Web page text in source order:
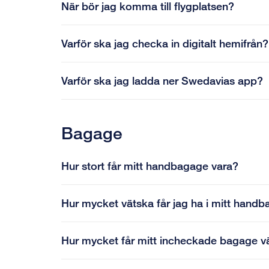
När bör jag komma till flygplatsen?
Varför ska jag checka in digitalt hemifrån?
Varför ska jag ladda ner Swedavias app?
Bagage
Hur stort får mitt handbagage vara?
Hur mycket vätska får jag ha i mitt
Hur mycket får mitt incheckade bagage